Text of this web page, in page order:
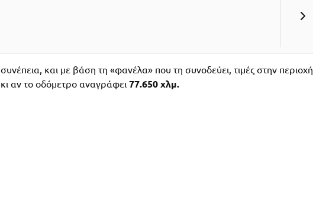
και με βάση τη «φανέλα» που τη συνοδεύει, τιμές στην περιοχή
αν το οδόμετρο αναγράφει 77.650 χλμ.